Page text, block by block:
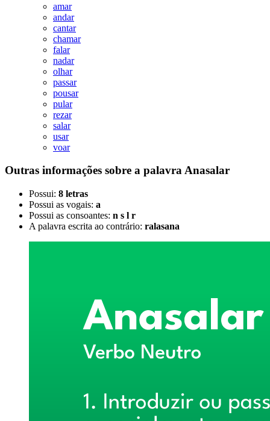
amar
andar
cantar
chamar
falar
nadar
olhar
passar
pousar
pular
rezar
salar
usar
voar
Outras informações sobre a palavraAnasalar
Possui: 8 letras
Possui as vogais: a
Possui as consoantes: n s l r
A palavra escrita ao contrário: ralasana